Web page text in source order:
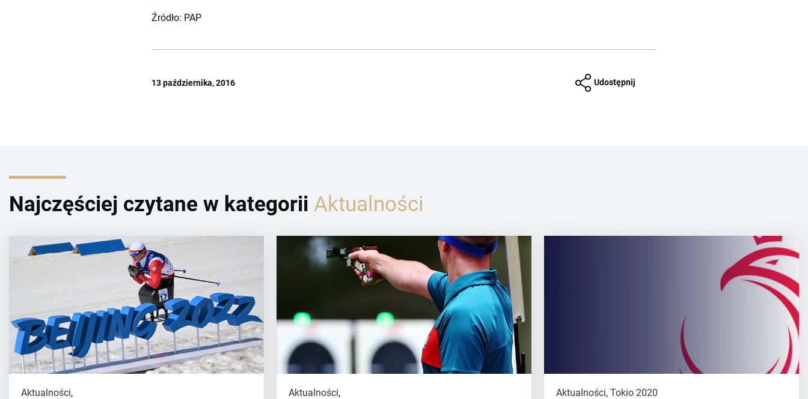
Źródło: PAP
13 października, 2016 Udostępnij
Najczęściej czytane w kategorii Aktualności
Aktualności, Aktualności, Aktualności,Tokio 2020